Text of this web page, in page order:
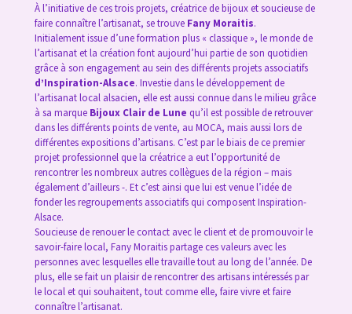
À l’initiative de ces trois projets, créatrice de bijoux et soucieuse de
faire connaître l’artisanat, se trouve Fany Moraitis.
Initialement issue d’une formation plus « classique », le monde de
l’artisanat et la création font aujourd’hui partie de son quotidien
grâce à son engagement au sein des différents projets associatifs
d’Inspiration-Alsace. Investie dans le développement de
l’artisanat local alsacien, elle est aussi connue dans le milieu grâce
à sa marque Bijoux Clair de Lune qu’il est possible de retrouver
dans les différents points de vente, au MOCA, mais aussi lors de
différentes expositions d’artisans. C’est par le biais de ce premier
projet professionnel que la créatrice a eut l’opportunité de
rencontrer les nombreux autres collègues de la région – mais
également d’ailleurs -. Et c’est ainsi que lui est venue l’idée de
fonder les regroupements associatifs qui composent Inspiration-
Alsace.
Soucieuse de renouer le contact avec le client et de promouvoir le
savoir-faire local, Fany Moraitis partage ces valeurs avec les
personnes avec lesquelles elle travaille tout au long de l’année. De
plus, elle se fait un plaisir de rencontrer des artisans intéressés par
le local et qui souhaitent, tout comme elle, faire vivre et faire
connaître l’artisanat.